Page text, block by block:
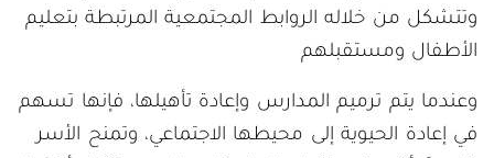
وتتشكل من خلاله الروابط المجتمعية المرتبطة بتعليم
الأطفال ومستقبلهم
وعندما يتم ترميم المدارس وإعادة تأهيلها، فإنها تسهم
في إعادة الحيوية إلى محيطها الاجتماعي، وتمنح الأسر